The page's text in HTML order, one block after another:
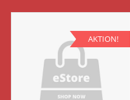
AKTION!